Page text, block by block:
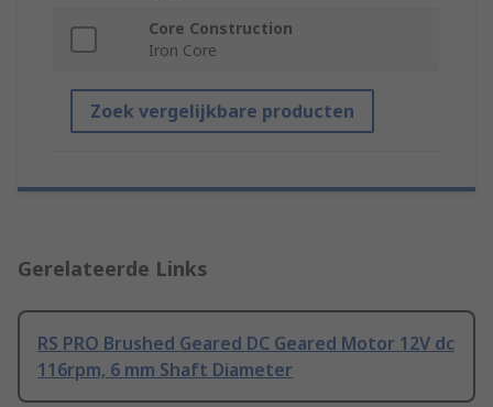
Core Construction
Iron Core
Zoek vergelijkbare producten
Gerelateerde Links
RS PRO Brushed Geared DC Geared Motor 12V dc
116rpm, 6 mm Shaft Diameter